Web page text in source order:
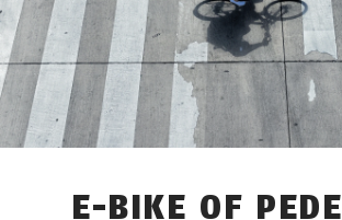
E-BIKE OF